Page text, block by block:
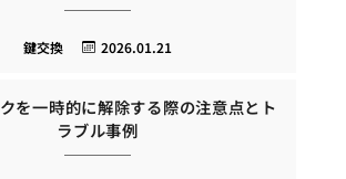
2026.01.21
鍵交換
を一時的に解除する際の注意点とト
ラブル事例